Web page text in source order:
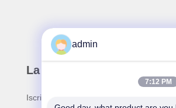
La nostra newsletter
Iscriviti alla nostra newsletter per sconti
admin
7:12 PM